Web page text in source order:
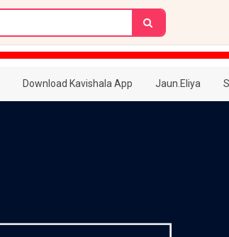
Download Kavishala App Jaun.Eliya